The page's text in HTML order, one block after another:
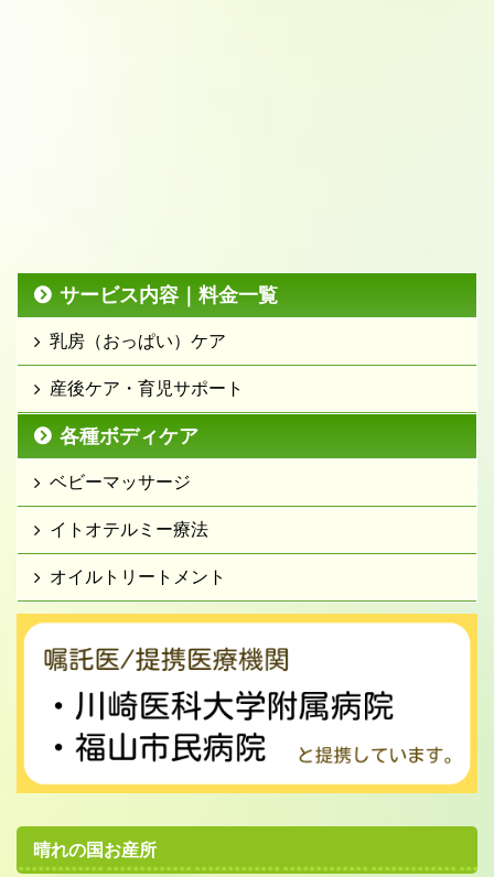
サービス内容｜料金一覧
乳房（おっぱい）ケア
産後ケア・育児サポート
各種ボディケア
ベビーマッサージ
イトオテルミー療法
オイルトリートメント
晴れの国お産所